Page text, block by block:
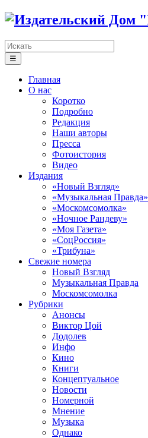
☰
Главная
О нас
Коротко
Подробно
Редакция
Наши авторы
Пресса
Фотоистория
Видео
Издания
«Новый Взгляд»
«Музыкальная Правда»
«Москомсомолка»
«Ночное Рандеву»
«Моя Газета»
«СоцРоссия»
«Трибуна»
Свежие номера
Новый Взгляд
Музыкальная Правда
Москомсомолка
Рубрики
Анонсы
Виктор Цой
Додолев
Инфо
Кино
Книги
Концептуальное
Новости
Номерной
Мнение
Музыка
Однако